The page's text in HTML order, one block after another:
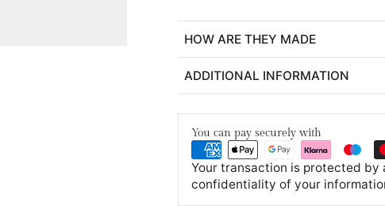
HOW ARE THEY MADE
ADDITIONAL INFORMATION
You can pay securely with
Your transaction is protected by
confidentiality of your